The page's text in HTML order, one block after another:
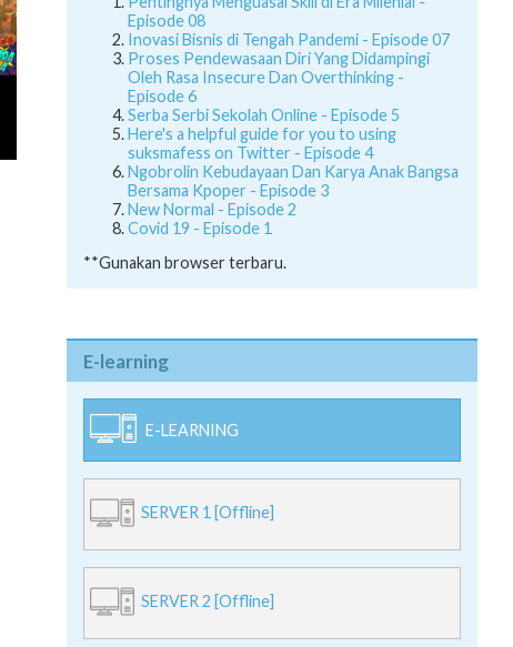
Pentingnya Menguasai Skill di Era Milenial -
Episode 08
Inovasi Bisnis di Tengah Pandemi - Episode 07
Proses Pendewasaan Diri Yang Didampingi
Oleh Rasa Insecure Dan Overthinking -
Episode 6
Serba Serbi Sekolah Online - Episode 5
Here's a helpful guide for you to using
suksmafess on Twitter - Episode 4
Ngobrolin Kebudayaan Dan Karya Anak Bangsa
Bersama Kpoper - Episode 3
New Normal - Episode 2
Covid 19 - Episode 1
**Gunakan browser terbaru.
E-learning
E-LEARNING
SERVER 1 [Offline]
SERVER 2 [Offline]